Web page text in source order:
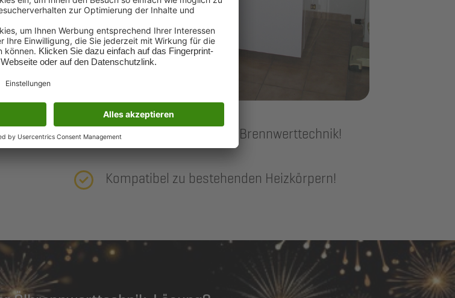
Ob
Hoher Wirkungsrad der Brennwerttechnik!
Kompatibel zu bestehenden Heizkörpern!